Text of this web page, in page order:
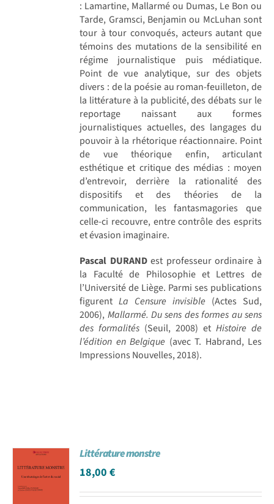
: Lamartine, Mallarmé ou Dumas, Le Bon ou
Tarde, Gramsci, Benjamin ou McLuhan sont
tour à tour convoqués, acteurs autant que
témoins des mutations de la sensibilité en
régime journalistique puis médiatique.
Point de vue analytique, sur des objets
divers : de la poésie au roman-feuilleton, de
la littérature à la publicité, des débats sur le
reportage naissant aux formes
journalistiques actuelles, des langages du
pouvoir à la rhétorique réactionnaire. Point
de vue théorique enfin, articulant
esthétique et critique des médias : moyen
d’entrevoir, derrière la rationalité des
dispositifs et des théories de la
communication, les fantasmagories que
celle-ci recouvre, entre contrôle des esprits
et évasion imaginaire.
Pascal DURANDest professeur ordinaire à
la Faculté de Philosophie et Lettres de
l’Université de Liège. Parmi ses publications
figurent La Censure invisible (Actes Sud,
2006), Mallarmé. Du sens des formes au sens
des formalités (Seuil, 2008) etHistoire de
l’édition en Belgique (avec T. Habrand, Les
Impressions Nouvelles, 2018).
Littérature monstre
18,00€